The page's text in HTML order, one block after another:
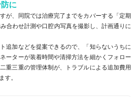
に
が、同院では治療完了までをカバーする「定期
合わせ計測や口腔内写真を撮影し、計画通りに
追加などを提案できるので、「知らないうちに
ーターが装着時間や清掃方法を細かくフォロー
重三重の管理体制が、トラブルによる追加費用
す。